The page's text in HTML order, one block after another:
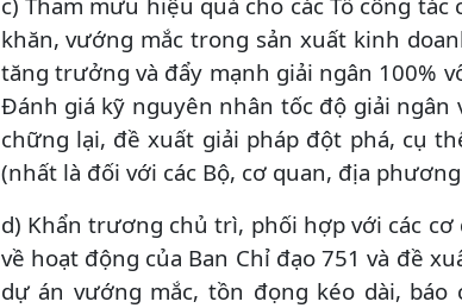
khăn, vướng mắc trong sản xuất kinh
tăng trưởng và đẩy mạnh giải ngân 100%
Đánh giá kỹ nguyên nhân tốc độ giải
chững lại, đề xuất giải pháp đột phá, cụ
(nhất là đối với các Bộ, cơ quan, địa
d) Khẩn trương chủ trì, phối hợp với các
về hoạt động của Ban Chỉ đạo 751 và đề
dự án vướng mắc, tồn đọng kéo dài,